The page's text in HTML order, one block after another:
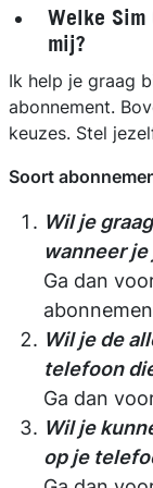
Welke Sim
mij?
Ik help je graag
abonnement.
keuzes. Stel
Soort
Wil je
wanneer
Ga dan
Wil je de
telefoon
Ga dan
Wil je
op je